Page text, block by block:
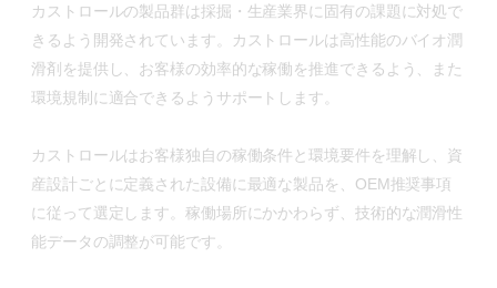
カストロールの製品群は採掘・生産業界に固有の課題に対処で
きるよう開発されています。カストロールは高性能のバイオ潤
滑剤を提供し、お客様の効率的な稼働を推進できるよう、また
環境規制に適合できるようサポートします。
カストロールはお客様独自の稼働条件と環境要件を理解し、資
産設計ごとに定義された設備に最適な製品を、OEM推奨事項
に従って選定します。稼働場所にかかわらず、技術的な潤滑性
能データの調整が可能です。